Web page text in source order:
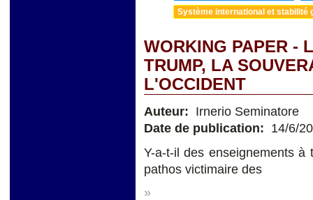
Système international et stabilité
WORKING PAPER -
TRUMP, LA
L'OCCIDENT
Auteur: Irnerio Seminatore
Date de publication: 14/6/
Y-a-t-il des enseignements
pathos victimaire des
»